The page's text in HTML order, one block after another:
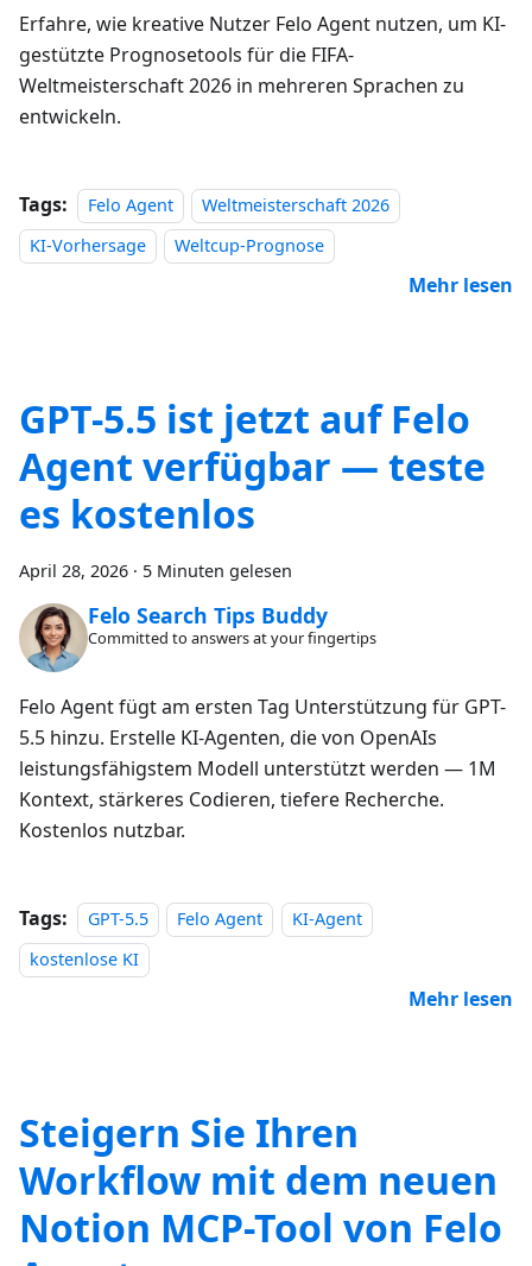
Erfahre, wie kreative Nutzer Felo Agent nutzen, um KI-
gestützte Prognosetools für die FIFA-
Weltmeisterschaft 2026 in mehreren Sprachen zu
entwickeln.
Tags: Felo Agent
Weltmeisterschaft 2026
KI-Vorhersage
Weltcup-Prognose
Mehr lesen
GPT-5.5 ist jetzt auf Felo
Agent verfügbar — teste
es kostenlos
April 28, 2026 · 5 Minuten gelesen
Felo Search Tips Buddy
Committed to answers at your fingertips
Felo Agent fügt am ersten Tag Unterstützung für GPT-
5.5 hinzu. Erstelle KI-Agenten, die von OpenAIs
leistungsfähigstem Modell unterstützt werden — 1M
Kontext, stärkeres Codieren, tiefere Recherche.
Kostenlos nutzbar.
Tags: GPT-5.5 Felo Agent
KI-Agent
kostenlose KI
Mehr lesen
Steigern Sie Ihren
Workflow mit dem neuen
Notion MCP-Tool von Felo